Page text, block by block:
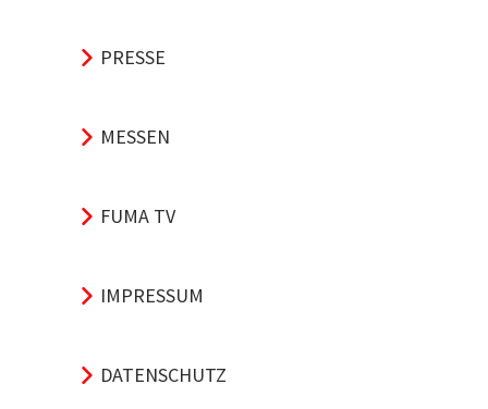
PRESSE
MESSEN
FUMA TV
IMPRESSUM
DATENSCHUTZ